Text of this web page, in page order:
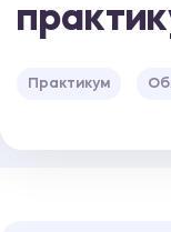
Практикум